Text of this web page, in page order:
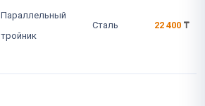
Параллельный
тройник
Сталь 22 400 ₸